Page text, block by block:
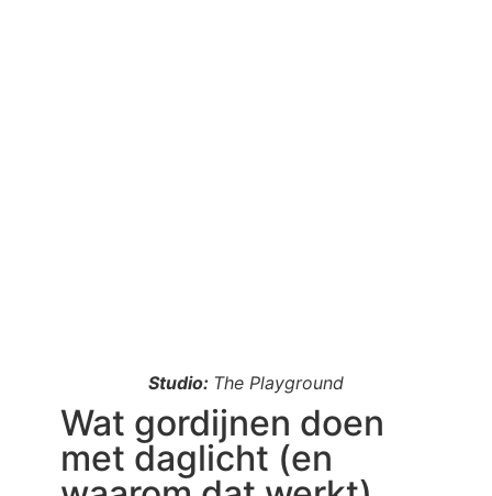
Studio: The Playground
Wat gordijnen doen
met daglicht (en